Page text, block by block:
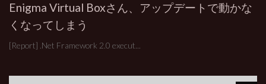
Enigma Virtual Boxさん、アップデートで動かな
くなってしまう
[Report] .Net Framework 2.0 execut...